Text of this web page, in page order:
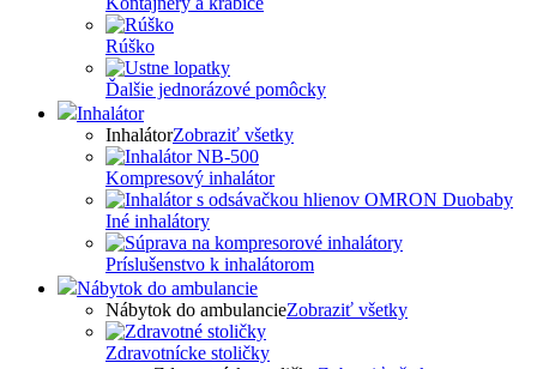
Rúško
Ďalšie jednorázové pomôcky
Inhalátor
InhalátorZobraziť všetky
Kompresový inhalátor
Iné inhalátory
Príslušenstvo k inhalátorom
Nábytok do ambulancie
Nábytok do ambulancieZobraziť všetky
Zdravotnícke stoličky